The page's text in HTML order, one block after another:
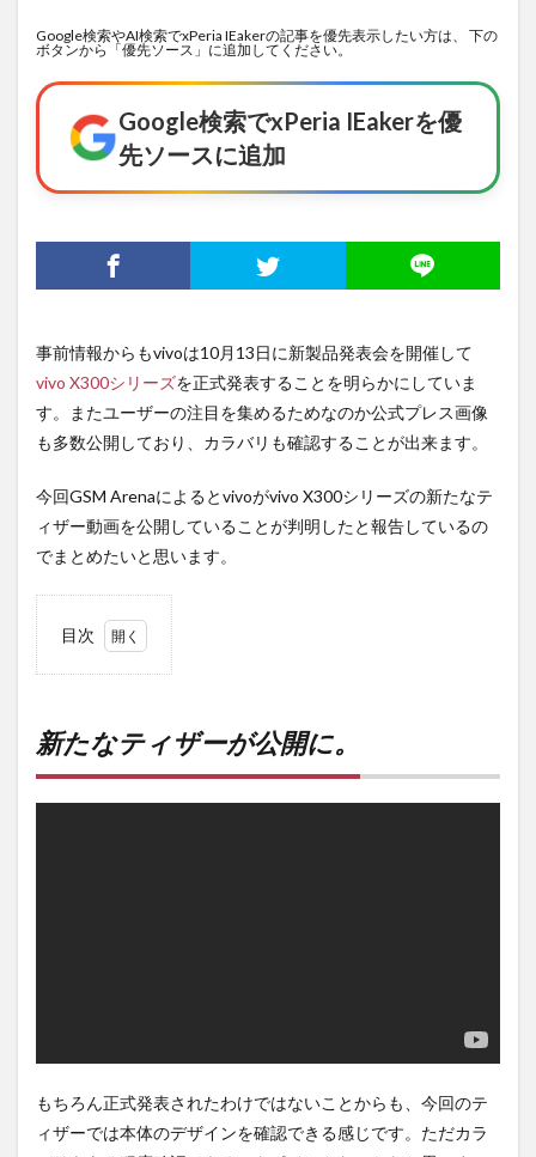
Google検索やAI検索でxPeria IEakerの記事を優先表示したい方は、 下の
ボタンから「優先ソース」に追加してください。
Google検索でxPeria IEakerを優
先ソースに追加
事前情報からもvivoは10月13日に新製品発表会を開催して
vivo X300シリーズを正式発表することを明らかにしていま
す。またユーザーの注目を集めるためなのか公式プレス画像
も多数公開しており、カラバリも確認することが出来ます。
今回GSM Arenaによるとvivoがvivo X300シリーズの新たなテ
ィザー動画を公開していることが判明したと報告しているの
でまとめたいと思います。
目次
ィザ
ーが
公開
おす
す
め！
新たなティザーが公開に。
もちろん正式発表されたわけではないことからも、今回のテ
ィザーでは本体のデザインを確認できる感じです。ただカラ